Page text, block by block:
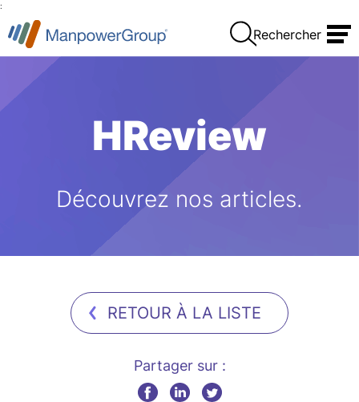
:
Rechercher
HReview
Découvrez nos articles.
RETOUR À LA LISTE
Partager sur :